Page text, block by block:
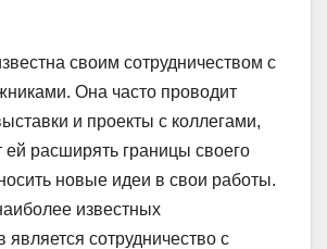
своим сотрудничеством с
Она часто проводит
и проекты с коллегами,
ей расширять границы своего
новые идеи в свои работы.
известных
является сотрудничество с